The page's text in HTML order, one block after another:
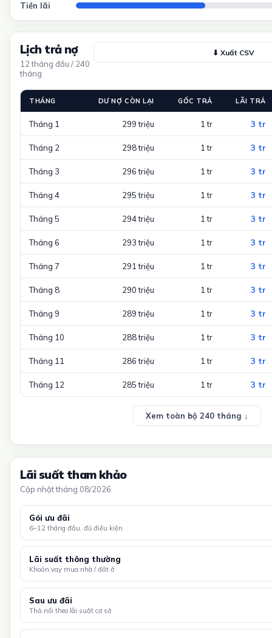
Tiền lãi
Lịch trả nợ
12 tháng đầu / 240
tháng
⬇ Xuất CSV
THÁNG DƯ NỢ CÒN LẠI GỐC TRẢ LÃI TRẢ
Tháng 1 299 triệu 1 tr 3 tr
Tháng 2 298 triệu 1 tr 3 tr
Tháng 3 296 triệu 1 tr 3 tr
Tháng 4 295 triệu 1 tr 3 tr
Tháng 5 294 triệu 1 tr 3 tr
Tháng 6 293 triệu 1 tr 3 tr
Tháng 7 291 triệu 1 tr 3 tr
Tháng 8 290 triệu 1 tr 3 tr
Tháng 9 289 triệu 1 tr 3 tr
Tháng 10 288 triệu 1 tr 3 tr
Tháng 11 286 triệu 1 tr 3 tr
Tháng 12 285 triệu 1 tr 3 tr
Xem toàn bộ 240 tháng ↓
Lãi suất tham khảo
Cập nhật tháng 08/2026
Gói ưu đãi
6–12 tháng đầu, đủ điều kiện
Lãi suất thông thường
Khoản vay mua nhà / đất ở
Sau ưu đãi
Thả nổi theo lãi suất cơ sở